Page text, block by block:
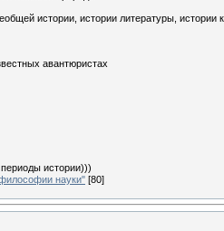
истории, истории литературы, истории
авантюристах
истории)))
науки" [80]